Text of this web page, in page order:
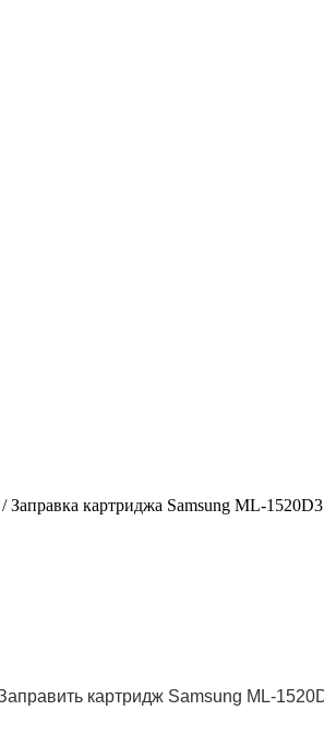
/ Заправка картриджа Samsung ML-1520D3
картридж Samsung ML-